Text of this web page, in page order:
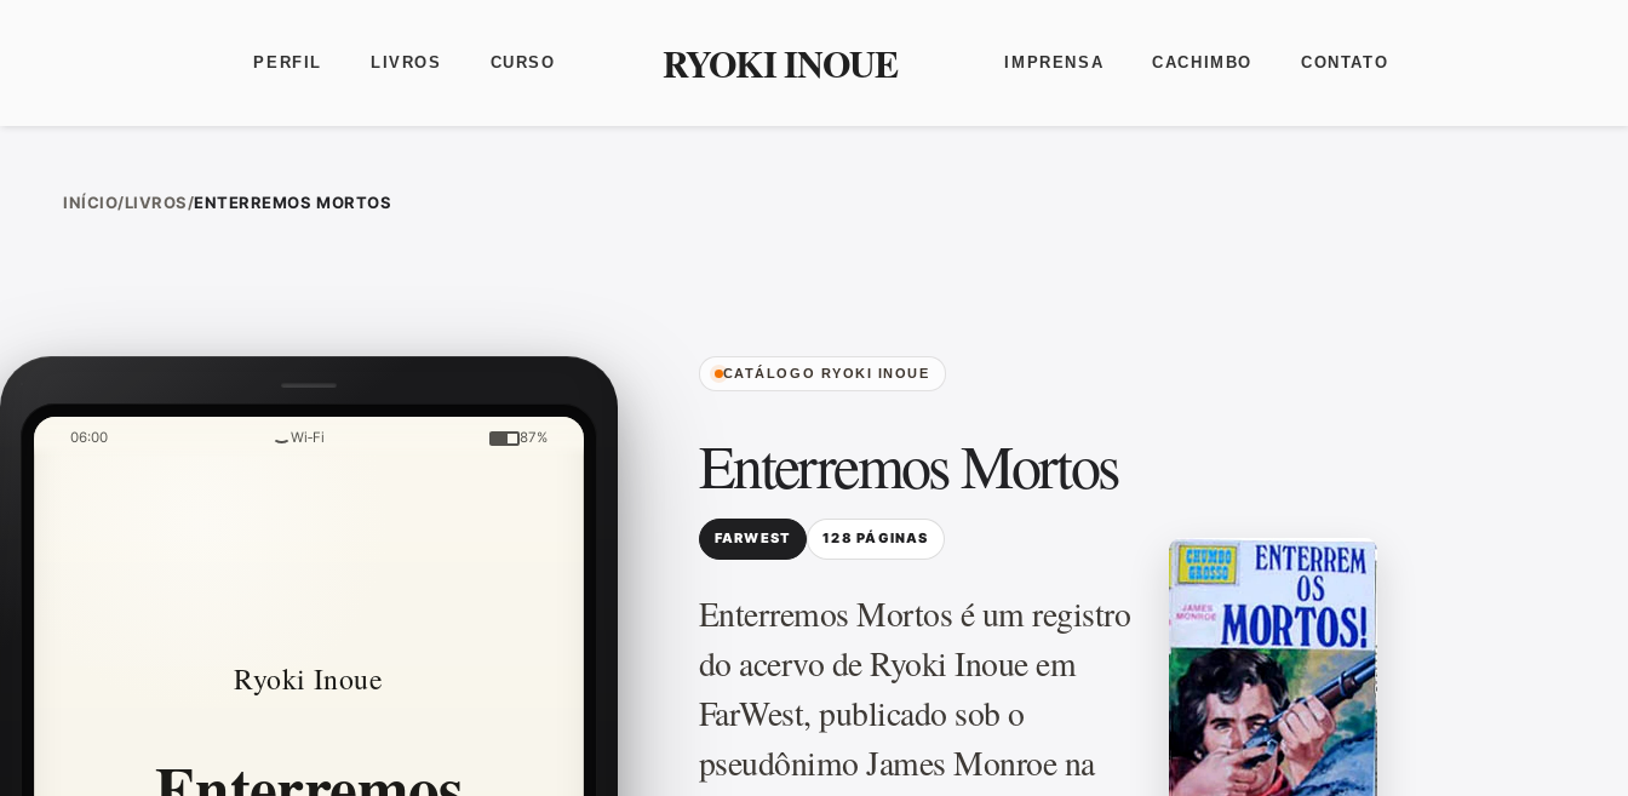
PERFIL LIVROS CURSO RYOKI INOUE IMPRENSA CACHIMBO CONTATO
INÍCIO/LIVROS/ENTERREMOS MORTOS
06:00 Wi‑Fi 87%
Ryoki Inoue
CATÁLOGO RYOKI INOUE
Enterremos Mortos
FARWEST 128 PÁGINAS
Enterremos Mortos é um registro
do acervo de Ryoki Inoue em
FarWest, publicado sob o
pseudônimo James Monroe na